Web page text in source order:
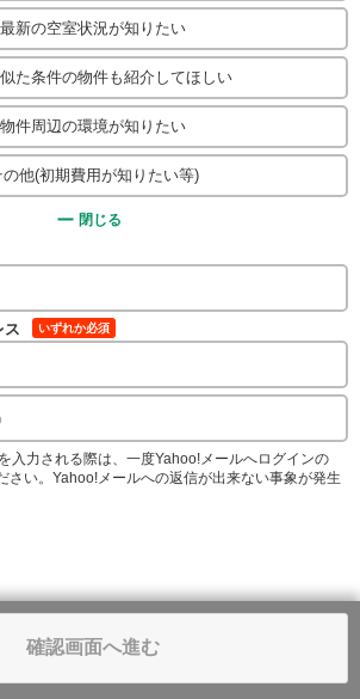
最新の空室状況が知りたい
た条件の物件も紹介してほしい
物件周辺の環境が知りたい
の他(初期費用が知りたい等)
閉じる
ス いずれか必須
入力される際は、一度Yahoo!メールへログインの
さい。Yahoo!メールへの返信が出来ない事象が発生
確認画面へ進む